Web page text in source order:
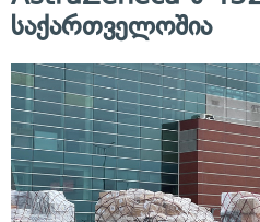
საქართველოშია